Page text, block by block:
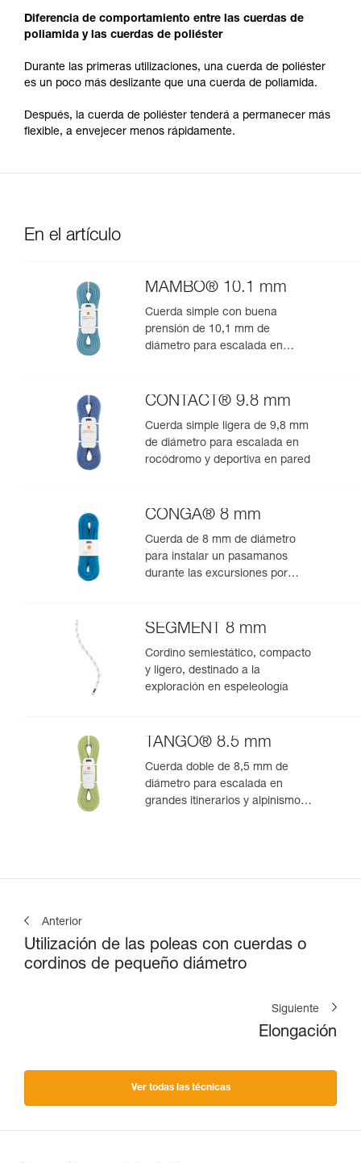
Diferencia de comportamiento entre las cuerdas de
poliamida y las cuerdas de poliéster
Durante las primeras utilizaciones, una cuerda de poliéster
es un poco más deslizante que una cuerda de poliamida.
Después, la cuerda de poliéster tenderá a permanecer más
flexible, a envejecer menos rápidamente.
En el artículo
MAMBO® 10.1 mm
Cuerda simple con buena
prensión de 10,1 mm de
diámetro para escalada en
CONTACT® 9.8 mm
Cuerda simple ligera de 9,8 mm
de diámetro para escalada en
rocódromo y deportiva en pared
CONGA® 8 mm
Cuerda de 8 mm de diámetro
para instalar un pasamanos
durante las excursiones por
SEGMENT 8 mm
Cordino semiestático, compacto
y ligero, destinado a la
exploración en espeleología
TANGO® 8.5 mm
Cuerda doble de 8,5 mm de
diámetro para escalada en
grandes itinerarios y alpinismo
Anterior
Utilización de las poleas con cuerdas o
cordinos de pequeño diámetro
Siguiente
Elongación
Ver todas las técnicas